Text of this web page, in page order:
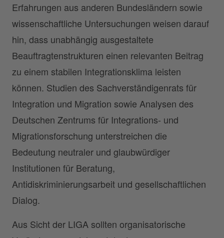
Erfahrungen aus anderen Bundesländern sowie
wissenschaftliche Untersuchungen weisen darauf
hin, dass unabhängig ausgestaltete
Beauftragtenstrukturen einen relevanten Beitrag
zu einem stabilen Integrationsklima leisten
können. Studien des Sachverständigenrats für
Integration und Migration sowie Analysen des
Deutschen Zentrums für Integrations- und
Migrationsforschung unterstreichen die
Bedeutung neutraler und glaubwürdiger
Institutionen für Beratung,
Antidiskriminierungsarbeit und gesellschaftlichen
Dialog.
Aus Sicht der LIGA sollten organisatorische